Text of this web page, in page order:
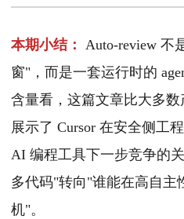
本期小结： Auto-review 不
窗"，而是一套运行时的
含量看，这篇文章比大多
展示了 Cursor 在安全侧工
AI 编程工具下一步竞争的
多代码"转向"谁能在高自主
机"。